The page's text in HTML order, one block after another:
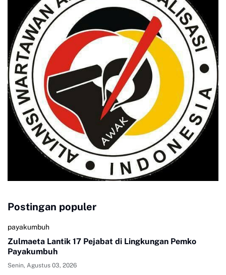
Postingan populer
payakumbuh
Zulmaeta Lantik 17 Pejabat di Lingkungan Pemko
Payakumbuh
Senin, Agustus 03, 2026